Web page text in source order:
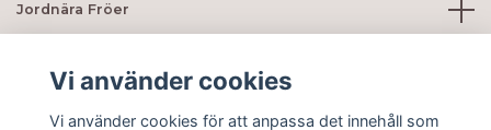
Jordnära Fröer
Sociala medier
Vi använder cookies
Vi använder cookies för att anpassa det innehåll som